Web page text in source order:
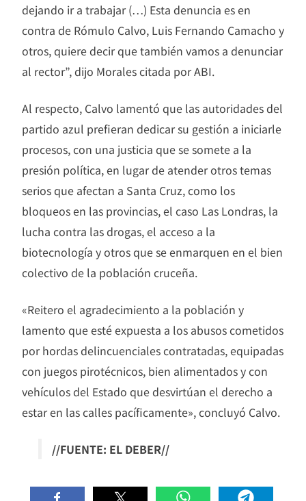
dejando ir a trabajar (…) Esta denuncia es en
contra de Rómulo Calvo, Luis Fernando Camacho y
otros, quiere decir que también vamos a denunciar
al rector”, dijo Morales citada por ABI.
Al respecto, Calvo lamentó que las autoridades del
partido azul prefieran dedicar su gestión a iniciarle
procesos, con una justicia que se somete a la
presión política, en lugar de atender otros temas
serios que afectan a Santa Cruz, como los
bloqueos en las provincias, el caso Las Londras, la
lucha contra las drogas, el acceso a la
biotecnología y otros que se enmarquen en el bien
colectivo de la población cruceña.
«Reitero el agradecimiento a la población y
lamento que esté expuesta a los abusos cometidos
por hordas delincuenciales contratadas, equipadas
con juegos pirotécnicos, bien alimentados y con
vehículos del Estado que desvirtúan el derecho a
estar en las calles pacíficamente», concluyó Calvo.
//FUENTE: EL DEBER//